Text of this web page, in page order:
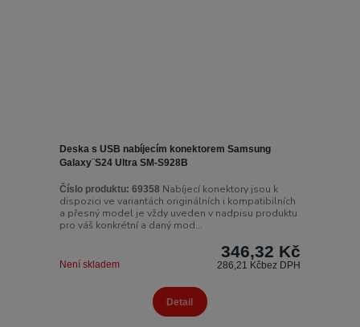
Deska s USB nabíjecím konektorem Samsung
Galaxy¨S24 Ultra SM-S928B
Číslo produktu: 69358 Nabíjecí konektory jsou k
dispozici ve variantách originálních i kompatibilních
a přesný model je vždy uveden v nadpisu produktu
pro váš konkrétní a daný mod...
346,32 Kč
286,21 Kčbez DPH
Není skladem
Detail